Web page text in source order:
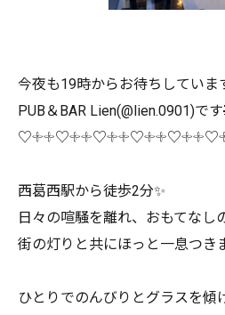
今夜も19時からお待ちしていま
PUB＆BAR Lien(@lien.0901)で
西葛西駅から徒歩2分✨
日々の喧騒を離れ、おもてなし
街の灯りと共にほっと一息つき
ひとりでのんびりとグラスを傾